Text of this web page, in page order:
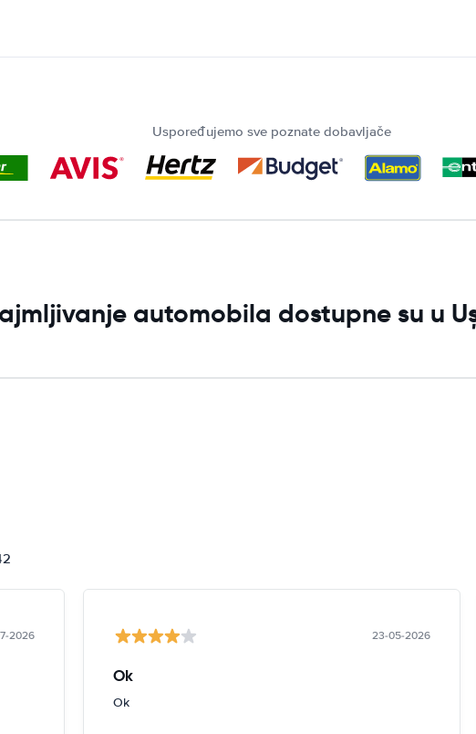
Uspoređujemo sve poznate dobavljače
automobila dostupne su u
2026 23-05-2026
Ok
Ok